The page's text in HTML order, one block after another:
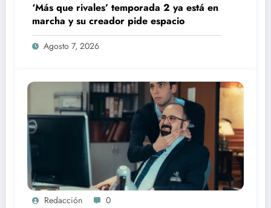
‘Más que rivales’ temporada 2 ya está en
marcha y su creador pide espacio
Agosto 7, 2026
Redacción 0